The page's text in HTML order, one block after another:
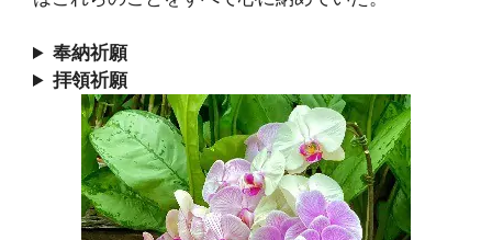
奉納祈願
拝領祈願